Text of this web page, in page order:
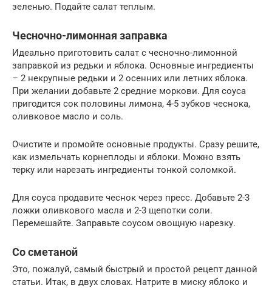
зеленью. Подайте салат теплым.
Чесночно-лимонная заправка
Идеально приготовить салат с чесночно-лимонной
заправкой из редьки и яблока. Основные ингредиенты
– 2 некрупные редьки и 2 осенних или летних яблока.
При желании добавьте 2 средние моркови. Для соуса
пригодится сок половины лимона, 4-5 зубков чеснока,
оливковое масло и соль.
Очистите и промойте основные продукты. Сразу решите,
как измельчать корнеплоды и яблоки. Можно взять
терку или нарезать ингредиенты тонкой соломкой.
Для соуса продавите чеснок через пресс. Добавьте 2-3
ложки оливкового масла и 2-3 щепотки соли.
Перемешайте. Заправьте соусом овощную нарезку.
Со сметаной
Это, пожалуй, самый быстрый и простой рецепт данной
статьи. Итак, в двух словах. Натрите в миску яблоко и